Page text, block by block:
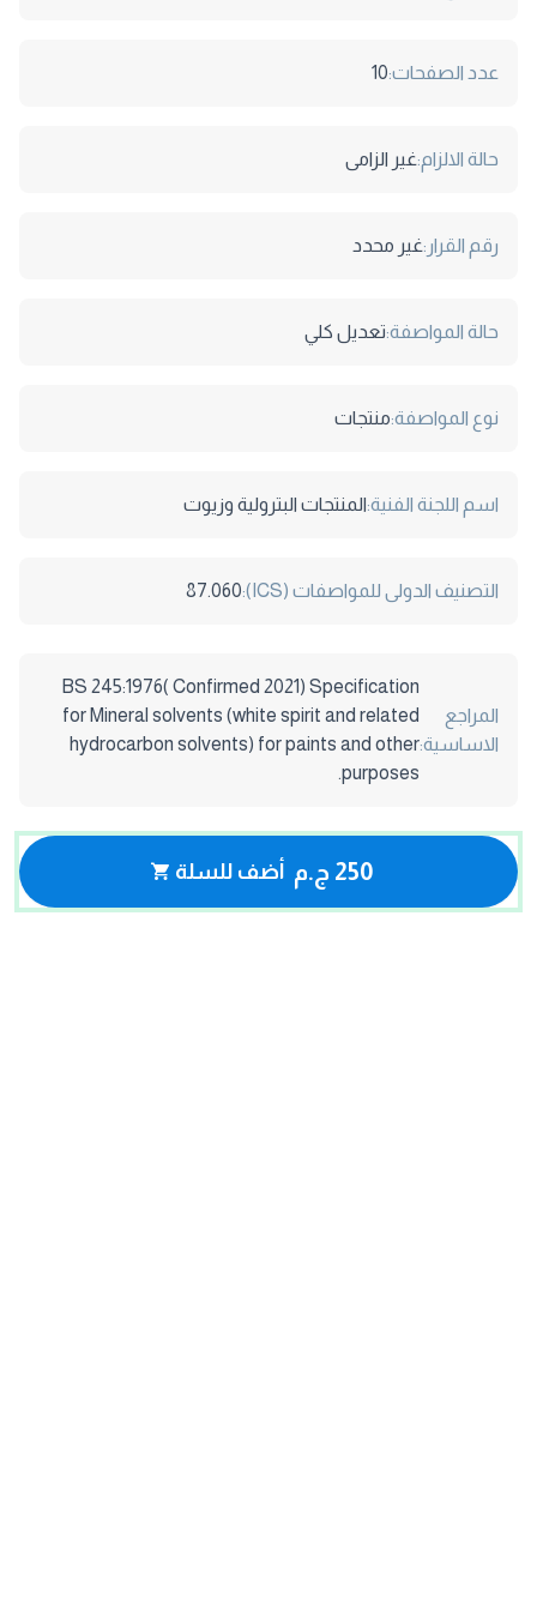
عدد الصفحات:10
حالة الالزام:غير الزامى
رقم القرار:غير محدد
حالة المواصفة:تعديل كلي
نوع المواصفة:منتجات
اسم اللجنة الفنية:المنتجات البترولية وزيوت
التصنيف الدولى للمواصفات (ICS): 87.060
المراجع
الاساسية:
BS 245:1976( Confirmed 2021) Specification
for Mineral solvents (white spirit and related
hydrocarbon solvents) for paints and other
purposes.
250 ج.م أضف للسلة